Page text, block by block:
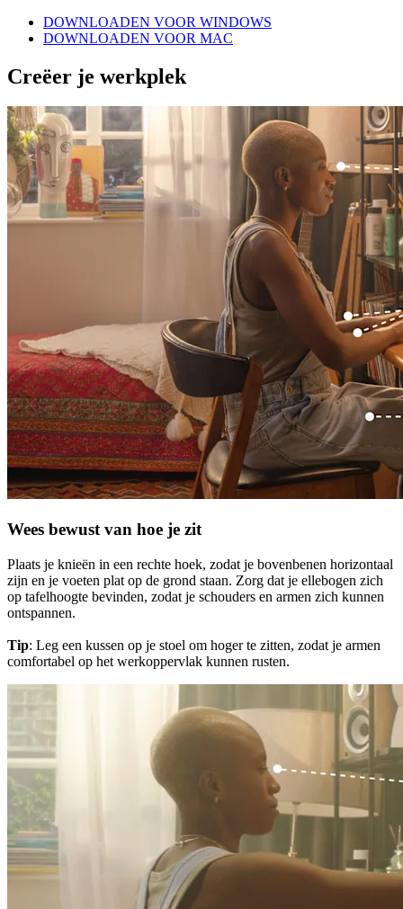
DOWNLOADEN VOOR WINDOWS
DOWNLOADEN VOOR MAC
Creëer je werkplek
Wees bewust van hoe je zit
Plaats je knieën in een rechte hoek, zodat je bovenbenen horizontaal
zijn en je voeten plat op de grond staan. Zorg dat je ellebogen zich
op tafelhoogte bevinden, zodat je schouders en armen zich kunnen
ontspannen.
Tip: Leg een kussen op je stoel om hoger te zitten, zodat je armen
comfortabel op het werkoppervlak kunnen rusten.